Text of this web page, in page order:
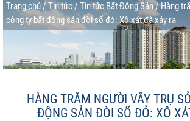
Trang chủ/Tin tức/ Tin tức Bất Động Sản/ Hàng
công ty bất động sản đòi sổ đỏ: Xô xát đã xảy ra
HÀNG TRĂM NGƯỜI VÂY TRỤ
ĐỘNG SẢN ĐÒI SỔ ĐỎ: XÔ